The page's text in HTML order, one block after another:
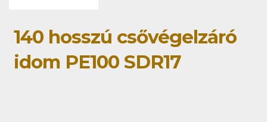
140 hosszú csővégelzáró
idom PE100 SDR17